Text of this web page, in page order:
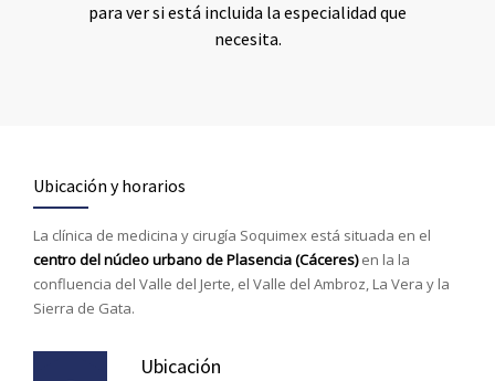
para ver si está incluida la especialidad que
necesita.
Ubicación y horarios
La clínica de medicina y cirugía Soquimex está situada en el
centro del núcleo urbano de Plasencia (Cáceres)en la la
confluencia del Valle del Jerte, el Valle del Ambroz, La Vera y la
Sierra de Gata.
Ubicación